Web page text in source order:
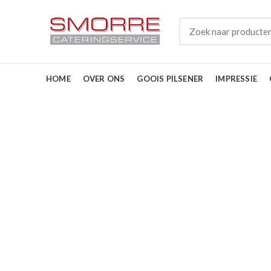
HOME OVER ONS GOOIS PILSENER IMPRESSIE